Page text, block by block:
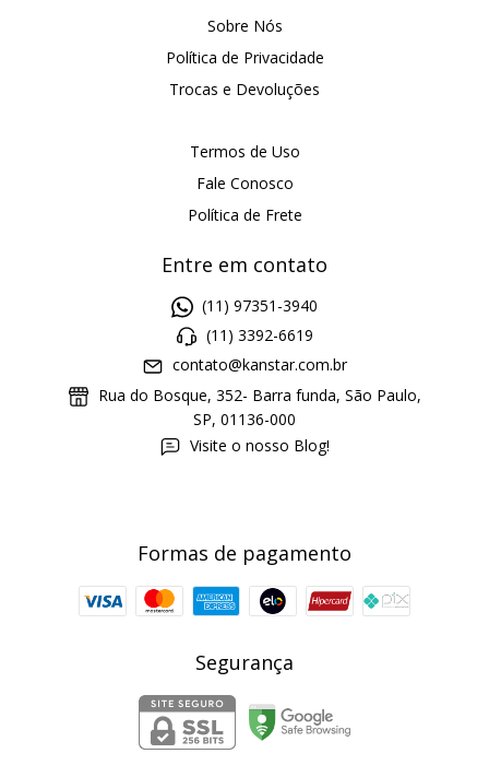
Sobre Nós
Política de Privacidade
Trocas e Devoluções
Termos de Uso
Fale Conosco
Política de Frete
Entre em contato
(11) 97351-3940
(11) 3392-6619
contato@kanstar.com.br
Rua do Bosque, 352- Barra funda, São Paulo,
SP, 01136-000
Visite o nosso Blog!
Formas de pagamento
Segurança